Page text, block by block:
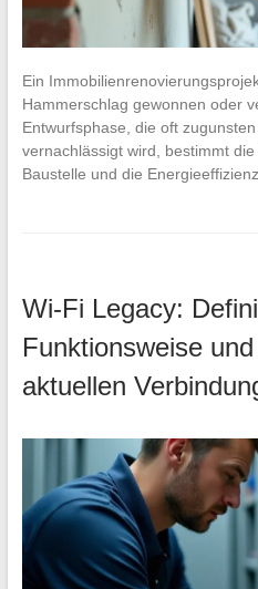
Ein
Hammerschlag gewonnen oder
Entwurfsphase, die oft
vernachlässigt wird, bestimmt
Baustelle und die
Wi-Fi Legacy:
Funktionsweise
aktuellen